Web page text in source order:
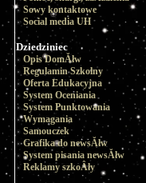
Sowy kontaktowe
Social media UH
Dziedziniec
Opis DomĂłw
Regulamin Szkolny
Oferta Edukacyjna
System Oceniania
System Punktowania
Wymagania
Samouczek
Grafika do newsĂłw
System pisania newsĂłw
Reklamy szkoÂły